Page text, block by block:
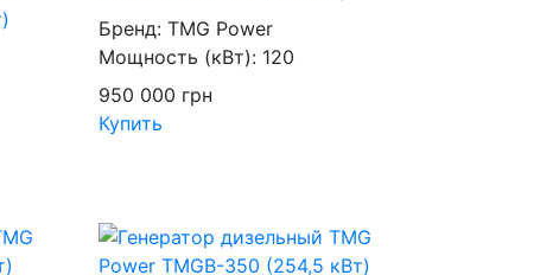
Бренд: TMG Power
Мощность (кВт): 120
950 000 грн
Купить